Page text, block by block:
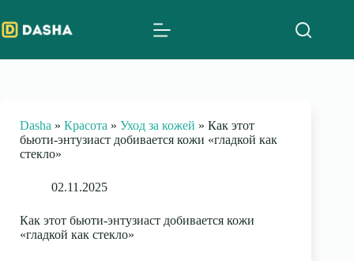
to
content
Dasha » Красота » Уход за кожей » Как этот
бьюти-энтузиаст добивается кожи «гладкой как
стекло»
02.11.2025
Как этот бьюти-энтузиаст добивается кожи
«гладкой как стекло»